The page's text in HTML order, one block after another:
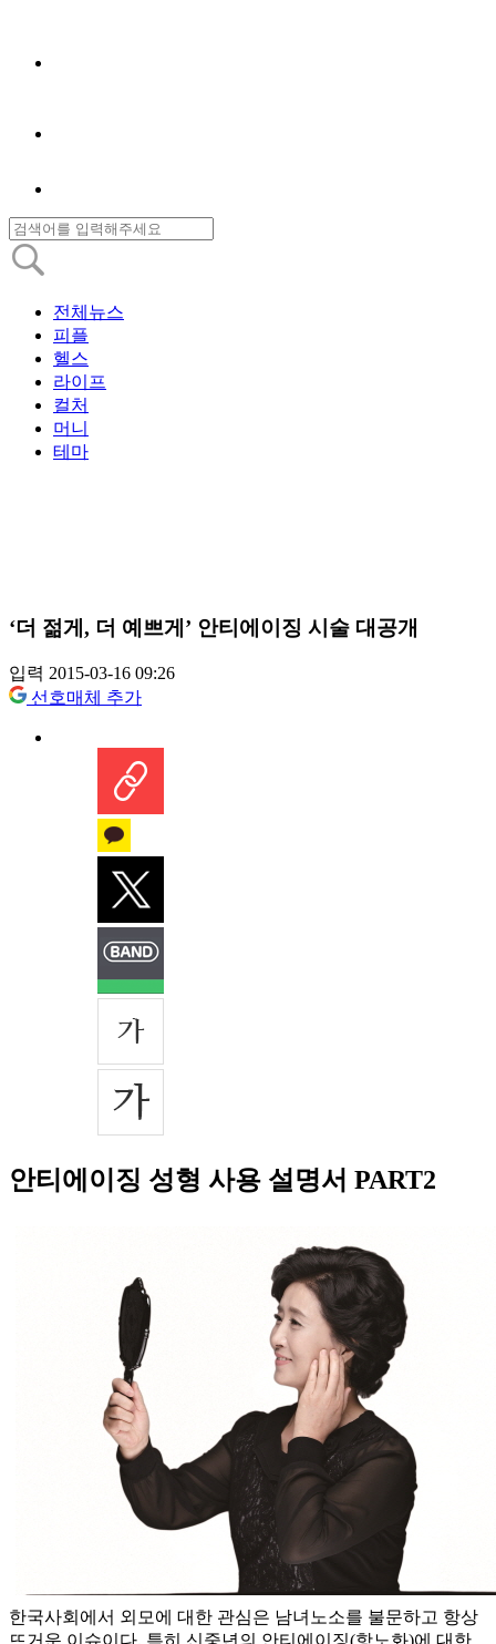
전체뉴스
피플
헬스
라이프
컬처
머니
테마
‘더 젊게, 더 예쁘게’ 안티에이징 시술 대공개
입력 2015-03-16 09:26
선호매체 추가
안티에이징 성형 사용 설명서 PART2
한국사회에서 외모에 대한 관심은 남녀노소를 불문하고 항상